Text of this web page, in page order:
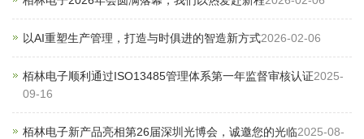
以AI重塑生产管理，打造与时俱进的智造新方式2026-02-06
栢林电子顺利通过ISO13485管理体系第一年监督审核认证2025-
09-16
栢林电子新产品亮相第26届深圳光博会，诚邀您的光临2025-08-